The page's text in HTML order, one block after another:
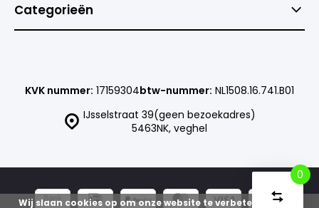
Categorieën
IJsselstraat 39(geen bezoekadres)
5463NK, veghel
KVK nummer: 17159304btw-nummer: NL1508.16.741.B01
Wij slaan cookies op om onze website te verbeteren. Is dat
0
Vergelijk
Start